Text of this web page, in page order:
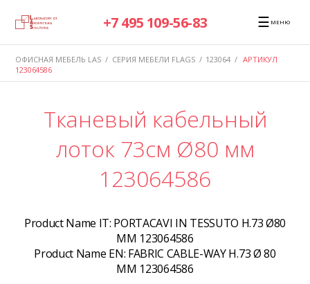
+7 495 109-56-83 ☰ МЕНЮ
ОФИСНАЯ МЕБЕЛЬ LAS / СЕРИЯ МЕБЕЛИ FLAGS / 123064 / АРТИКУЛ
123064586
Тканевый кабельный
лоток 73см Ø80 мм
123064586
Product Name IT: PORTACAVI IN TESSUTO H.73 Ø80
MM 123064586
Product Name EN: FABRIC CABLE-WAY H.73 Ø 80
MM 123064586